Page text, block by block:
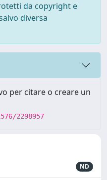
da copyright e
diversa
per citare o creare un
2298957
ND